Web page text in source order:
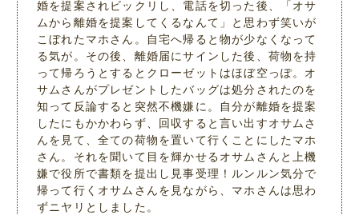
婚を提案されビックリし、電話を切った後、「オサ
ムから離婚を提案してくるなんて」と思わず笑いが
こぼれたマホさん。自宅へ帰ると物が少なくなって
る気が。その後、離婚届にサインした後、荷物を持
って帰ろうとするとクローゼットはほぼ空っぽ。オ
サムさんがプレゼントしたバッグは処分されたのを
知って反論すると突然不機嫌に。自分が離婚を提案
したにもかかわらず、回収すると言い出すオサムさ
んを見て、全ての荷物を置いて行くことにしたマホ
さん。それを聞いて目を輝かせるオサムさんと上機
嫌で役所で書類を提出し見事受理！ルンルン気分で
帰って行くオサムさんを見ながら、マホさんは思わ
ずニヤリとしました。